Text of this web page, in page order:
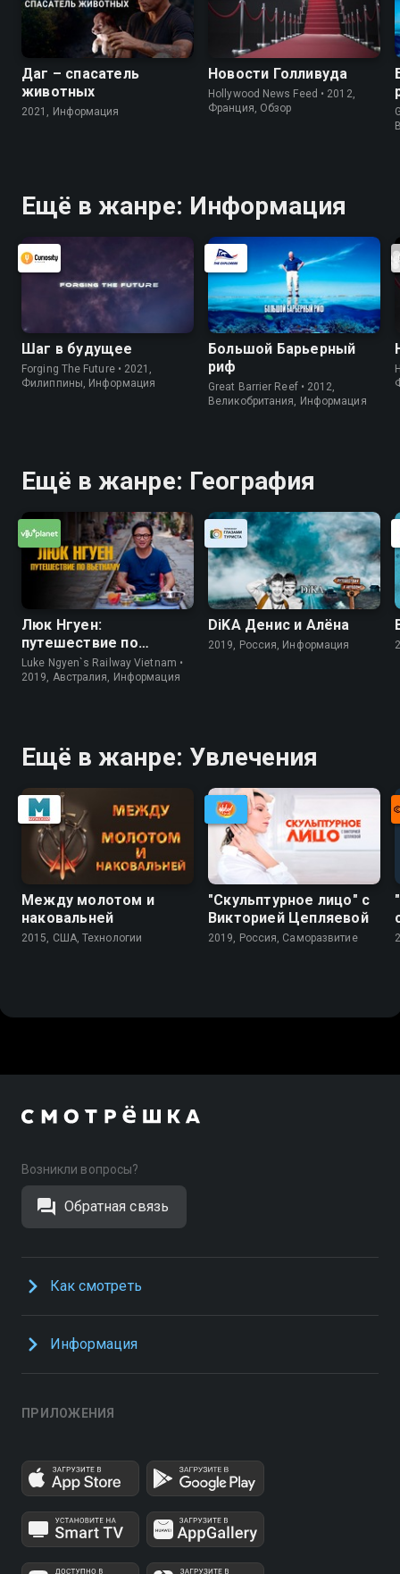
Даг – спасатель
животных
2021, Информация
Новости Голливуда
Hollywood News Feed • 2012,
Франция, Обзор
Ещё в жанре: Информация
Шаг в будущее
Forging The Future • 2021,
Филиппины, Информация
Большой Барьерный
риф
Great Barrier Reef • 2012,
Великобритания, Информация
Ещё в жанре: География
Люк Нгуен:
путешествие по
Вьетнаму
Luke Ngyen`s Railway Vietnam •
2019, Австралия, Информация
DiKA Денис и Алёна
2019, Россия, Информация
Ещё в жанре: Увлечения
Между молотом и
наковальней
2015, США, Технологии
"Скульптурное лицо" с
Викторией Цепляевой
2019, Россия, Саморазвитие
Возникли вопросы?
Обратная связь
Как смотреть
Информация
ПРИЛОЖЕНИЯ